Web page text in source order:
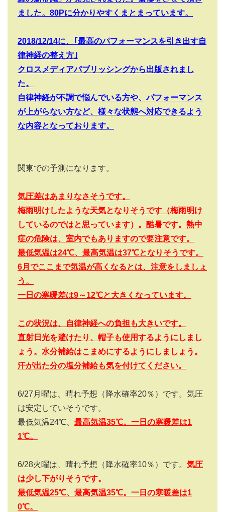
ました。 80Pに分かりやすくまとまっています。
2018/12/14に、｢最高のパフォーマンスを引き出す自
律神経の整え方｣
クロスメディアパブリッシングから出版されまし
た。
自律神経が不調で悩んでいる方や、パフォーマンス
が上がらない方など、様々な状態へ対応できるよう
な内容となっております。
関東での予測になります。
気圧差はあまりなさそうです。
梅雨明けしたような天気となりそうです（梅雨明け
しているのではと思っています）。酷暑です。熱中
症の危険は、室内でもありますので要注意です。
最低気温は24℃、最高気温は37℃となりそうです。
6月でここまで気温が高くなるとは、注意をしましょ
う。
一日の寒暖差は9～12℃と大きくなっています。
この状況は、自律神経への負担も大きいです。
直射日光を避けたり、帽子も使用するようにしまし
ょう。水分補給はこまめにするようにしましょう。
汗が出た分の塩分補給も気を付けてください。
6/27 月曜は、晴れ予想（降水確率20％）です。気圧
は安定していそうです。
最低気温24℃、 最高気温35℃。一日の寒暖差は1
1℃。
6/28火曜は、晴れ予想（降水確率10％）です。 気圧
は少し下がりそうです。
最低気温25℃、最高気温35℃。一日の寒暖差は1
0℃。